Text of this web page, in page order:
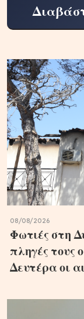
08/08/2026
Φωτιές στη
πληγές τους
Δευτέρα οι